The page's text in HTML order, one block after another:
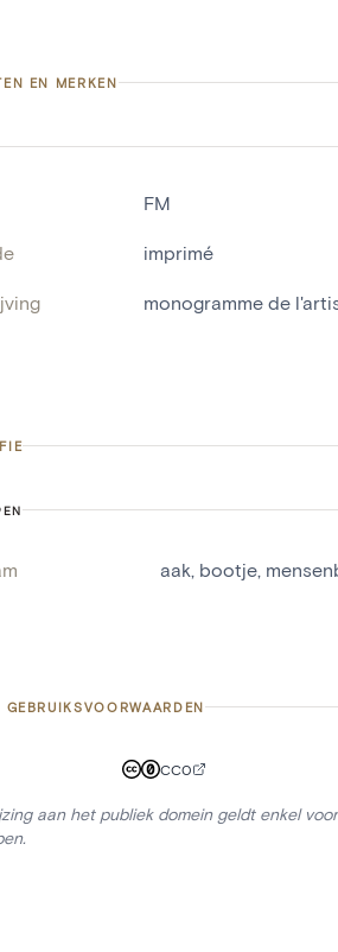
EN MERKEN
FM
imprimé
monogramme de
aak bootje
GEBRUIKSVOORWAARDEN
CC0
aan het publiek domein geldt enkel